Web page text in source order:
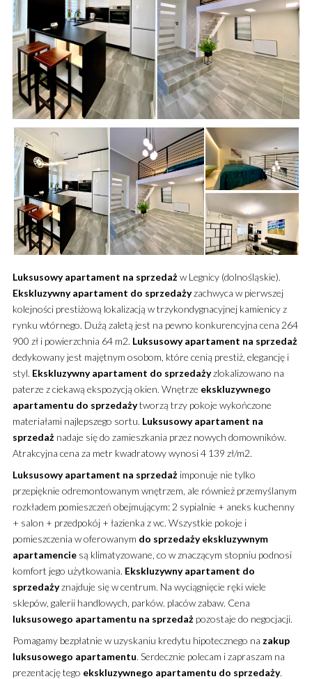
Luksusowy apartament na sprzedażw Legnicy (dolnośląskie).
Ekskluzywny apartament do sprzedażyzachwyca w pierwszej
kolejności prestiżową lokalizacją w trzykondygnacyjnej kamienicy z
rynku wtórnego. Dużą zaletą jest na pewno konkurencyjna cena 264
900 zł i powierzchnia 64 m2. Luksusowy apartament na sprzedaż
dedykowany jest majętnym osobom, które cenią prestiż, elegancję i
styl. Ekskluzywny apartament do sprzedażyzlokalizowano na
paterze z ciekawą ekspozycją okien. Wnętrze ekskluzywnego
apartamentu do sprzedażytworzą trzy pokoje wykończone
materiałami najlepszego sortu. Luksusowy apartament na
sprzedażnadaje się do zamieszkania przez nowych domowników.
Atrakcyjna cena za metr kwadratowy wynosi 4 139 zł/m2.
Luksusowy apartament na sprzedażimponuje nie tylko
przepięknie odremontowanym wnętrzem, ale również przemyślanym
rozkładem pomieszczeń obejmującym: 2 sypialnie + aneks kuchenny
+ salon + przedpokój + łazienka z wc. Wszystkie pokoje i
pomieszczenia w oferowanym do sprzedaży ekskluzywnym
apartamenciesą klimatyzowane, co w znaczącym stopniu podnosi
komfort jego użytkowania. Ekskluzywny apartament do
sprzedażyznajduje się w centrum. Na wyciągnięcie ręki wiele
sklepów, galerii handlowych, parków. placów zabaw. Cena
luksusowego apartamentu na sprzedażpozostaje do negocjacji.
Pomagamy bezpłatnie w uzyskaniu kredytu hipotecznego na zakup
luksusowego apartamentu. Serdecznie polecam i zapraszam na
prezentację tego ekskluzywnego apartamentu do sprzedaży.